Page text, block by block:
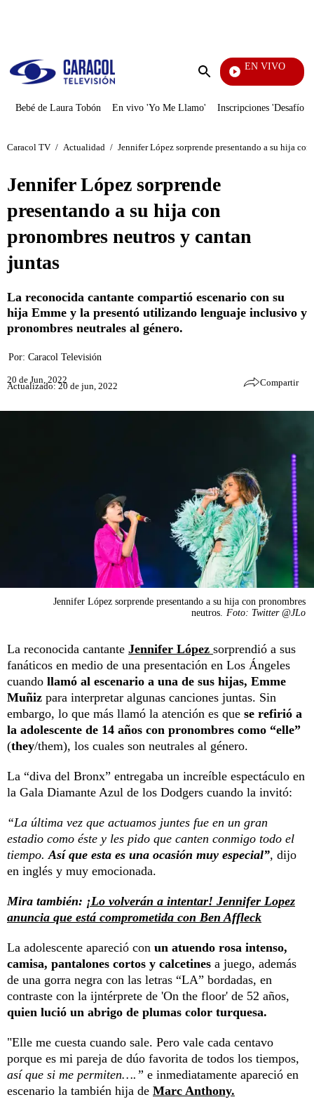
Enviar
EN VIVO
Bebé de Laura Tobón En vivo 'Yo Me Llamo' Inscripciones 'Desafío'
Caracol TV / Actualidad / Jennifer López sorprende presentando a su hija
Jennifer López sorprende
presentando a su hija con
pronombres neutros y cantan
juntas
La reconocida cantante compartió escenario con su
hija Emme y la presentó utilizando lenguaje inclusivo y
pronombres neutrales al género.
Por: Caracol Televisión
20 de Jun, 2022
Actualizado: 20 de jun, 2022 Compartir
Jennifer López sorprende presentando a su hija con pronombres
neutros.
Foto: Twitter @JLo
La reconocida cantante Jennifer López sorprendió a sus
fanáticos en medio de una presentación en Los Ángeles
cuando llamó al escenario a una de sus hijas, Emme
Muñiz para interpretar algunas canciones juntas. Sin
embargo, lo que más llamó la atención es que se refirió a
la adolescente de 14 años con pronombres como “elle”
(they/them), los cuales son neutrales al género.
La “diva del Bronx” entregaba un increíble espectáculo en
la Gala Diamante Azul de los Dodgers cuando la invitó:
“La última vez que actuamos juntes fue en un gran
estadio como éste y les pido que canten conmigo todo el
tiempo. Así que esta es una ocasión muy especial”, dijo
en inglés y muy emocionada.
Mira también: ¡Lo volverán a intentar! Jennifer Lopez
anuncia que está comprometida con Ben Affleck
La adolescente apareció con un atuendo rosa intenso,
camisa, pantalones cortos y calcetines a juego, además
de una gorra negra con las letras “LA” bordadas, en
contraste con la ijntérprete de 'On the floor' de 52 años,
quien lució un abrigo de plumas color turquesa.
"Elle me cuesta cuando sale. Pero vale cada centavo
porque es mi pareja de dúo favorita de todos los tiempos,
así que si me permiten….” e inmediatamente apareció en
escenario la también hija de Marc Anthony.